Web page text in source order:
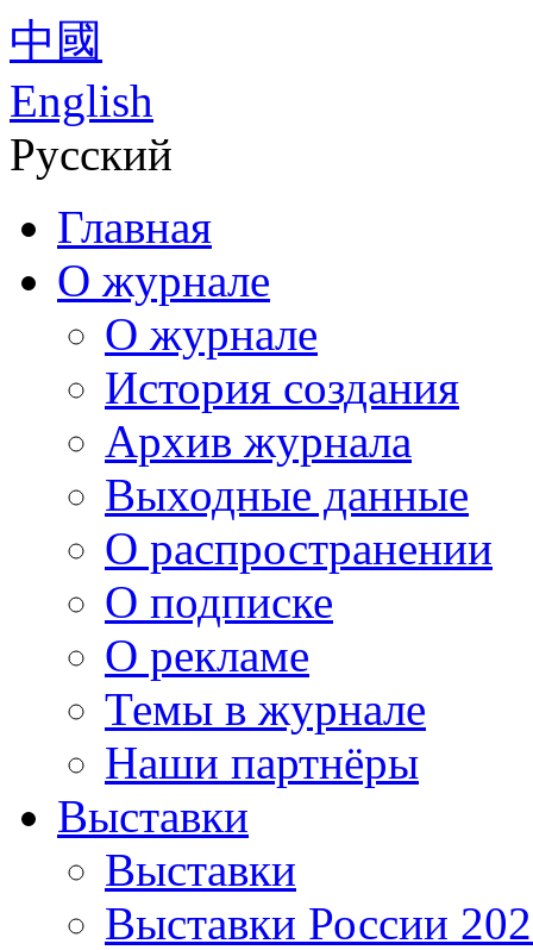
中國
English
Русский
Главная
О журнале
О журнале
История создания
Архив журнала
Выходные данные
О распространении
О подписке
О рекламе
Темы в журнале
Наши партнёры
Выставки
Выставки
Выставки России